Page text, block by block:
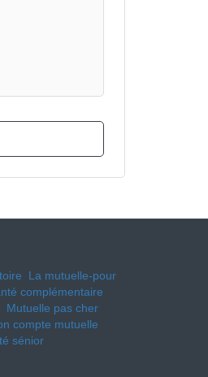
La mutuelle-pour
complémentaire
Mutuelle pas cher
compte mutuelle
sénior